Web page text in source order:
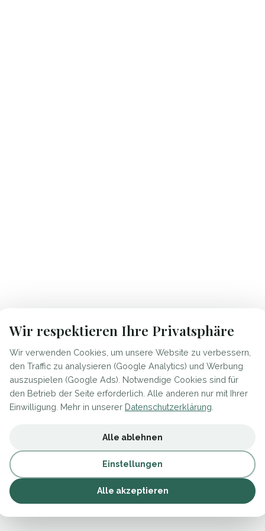
Wir respektieren Ihre Privatsphäre
Wir verwenden Cookies, um unsere Website zu verbessern,
den Traffic zu analysieren (Google Analytics) und Werbung
auszuspielen (Google Ads). Notwendige Cookies sind für
den Betrieb der Seite erforderlich. Alle anderen nur mit Ihrer
Einwilligung. Mehr in unserer Datenschutzerklärung.
Alle ablehnen
Einstellungen
Alle akzeptieren